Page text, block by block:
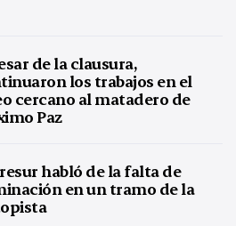
de la clausura,
los trabajos en el
cercano al matadero de
Paz
habló de la falta de
en un tramo de la